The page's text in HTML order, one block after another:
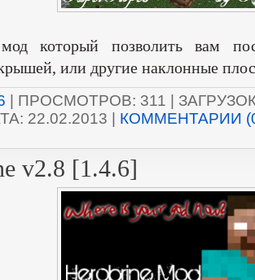
который позволить вам
или другие наклонные
| ПРОСМОТРОВ: 311 |
22.02.2013 КОММЕНТАРИИ
v2.8 [1.4.6]